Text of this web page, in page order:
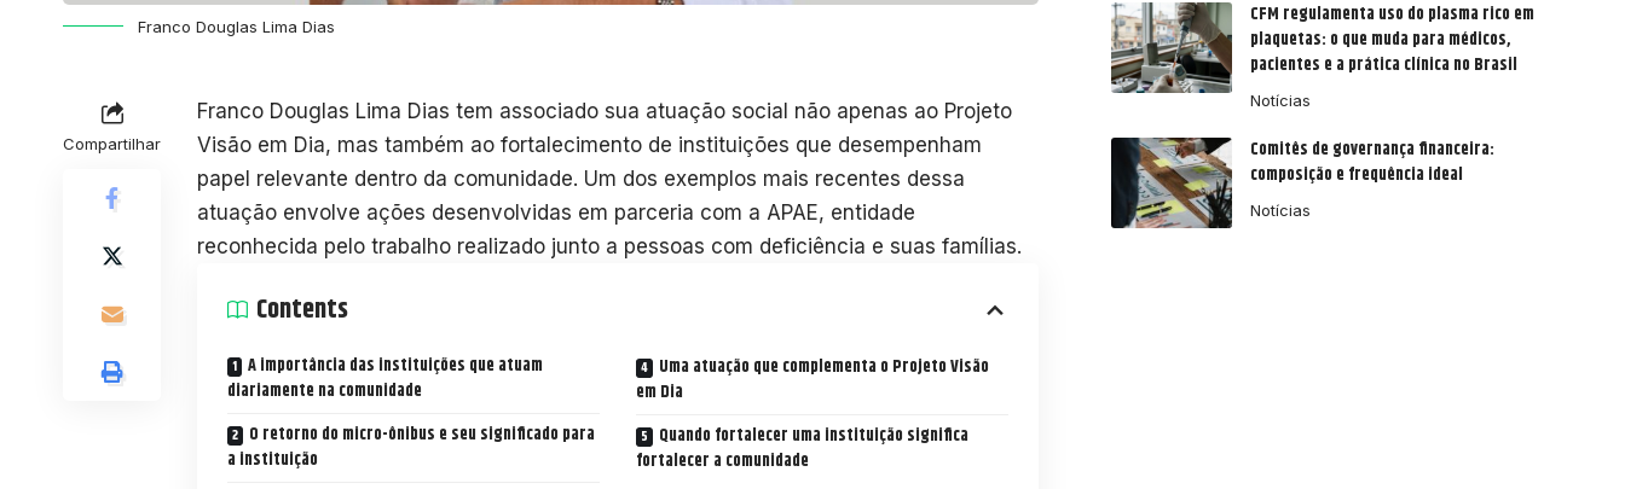
Franco Douglas Lima Dias
Compartilhar
Franco Douglas Lima Dias tem associado sua atuação social não apenas ao Projeto
Visão em Dia, mas também ao fortalecimento de instituições que desempenham
papel relevante dentro da comunidade. Um dos exemplos mais recentes dessa
atuação envolve ações desenvolvidas em parceria com a APAE, entidade
reconhecida pelo trabalho realizado junto a pessoas com deficiência e suas famílias.
Contents
A importância das instituições que atuam
diariamente na comunidade
O retorno do micro-ônibus e seu significado para
a instituição
Uma atuação que complementa o Projeto Visão
em Dia
Quando fortalecer uma instituição significa
fortalecer a comunidade
CFM regulamenta uso do plasma rico em
plaquetas: o que muda para médicos,
pacientes e a prática clínica no Brasil
Notícias
Comitês de governança financeira:
composição e frequência ideal
Notícias